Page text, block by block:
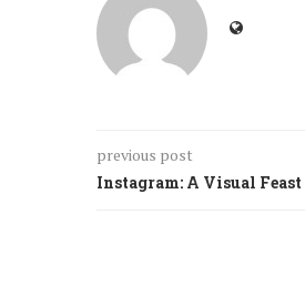
previous post
Instagram: A Visual